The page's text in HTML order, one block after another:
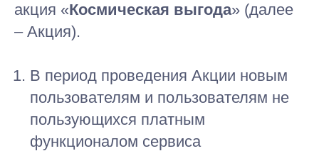
акция «Космическая выгода» (далее
– Акция).
В период проведения Акции новым
пользователям и пользователям не
пользующихся платным
функционалом сервиса